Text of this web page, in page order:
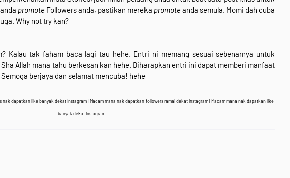
promote Followers anda, pastikan mereka promoteanda semula. Momi dah cuba
Why not try kan?
Kalau tak faham baca lagi tau hehe. Entri ni memang sesuai sebenarnya untuk
Sha Allah mana tahu berkesan kan hehe. Diharapkan entri ini dapat memberi manfaat
berjaya dan selamat mencuba! hehe
dapatkan like banyak dekat Instagram | Macam mana nak dapatkan followers ramai dekat Instagram | Macam mana nak dapatkan like
banyak dekat Instagram